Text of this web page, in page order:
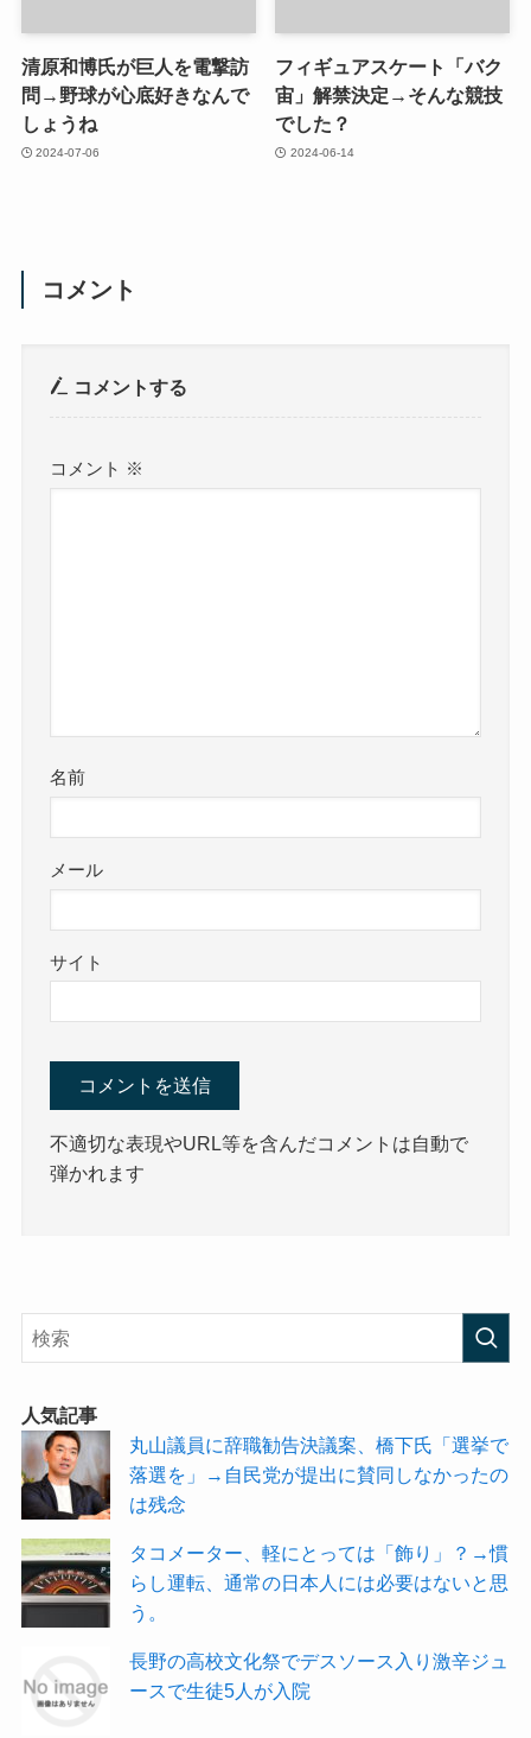
清原和博氏が巨人を電撃訪
問→野球が心底好きなんで
しょうね
2024-07-06
フィギュアスケート「バク
宙」解禁決定→そんな競技
でした？
2024-06-14
コメント
コメントする
コメント ※
名前
メール
サイト
不適切な表現やURL等を含んだコメントは自動で
弾かれます
人気記事
丸山議員に辞職勧告決議案、橋下氏「選挙で
落選を」→自民党が提出に賛同しなかったの
は残念
タコメーター、軽にとっては「飾り」？→慣
らし運転、通常の日本人には必要はないと思
う。
長野の高校文化祭でデスソース入り激辛ジュ
ースで生徒5人が入院